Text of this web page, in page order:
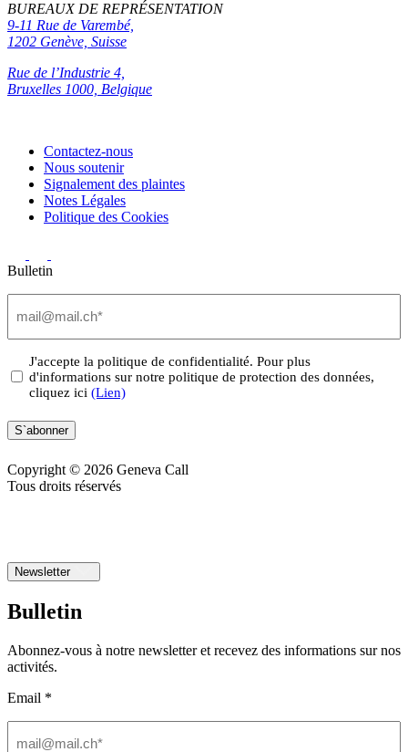
BUREAUX DE REPRÉSENTATION
9-11 Rue de Varembé,
1202 Genève, Suisse
Rue de l’Industrie 4,
Bruxelles 1000, Belgique
Contactez-nous
Nous soutenir
Signalement des plaintes
Notes Légales
Politique des Cookies
Bulletin
(Nécessaire)
Privacy
(Nécessaire)
J'accepte la politique de confidentialité. Pour plus
d'informations sur notre politique de protection des données,
cliquez ici (Lien)
S`abonner
Copyright © 2026 Geneva Call
Tous droits réservés
Newsletter
Bulletin
Abonnez-vous à notre newsletter et recevez des informations sur nos
activités.
Email *
(Nécessaire)